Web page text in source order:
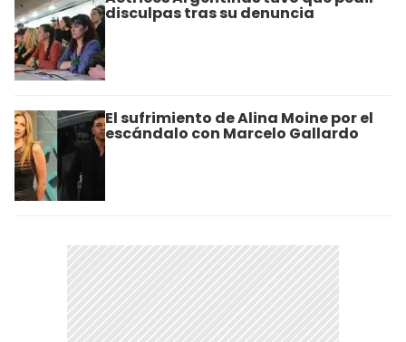
disculpas tras su denuncia
El sufrimiento de Alina Moine por el
escándalo con Marcelo Gallardo